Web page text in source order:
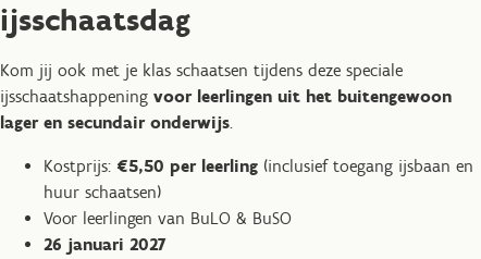
ijsschaatsdag
Kom jij ook met je klas schaatsen tijdens deze speciale
ijsschaatshappening voor leerlingen uit het buitengewoon
lager en secundair onderwijs.
Kostprijs: €5,50 per leerling (inclusief toegang ijsbaan en
huur schaatsen)
Voor leerlingen van BuLO & BuSO
26 januari 2027